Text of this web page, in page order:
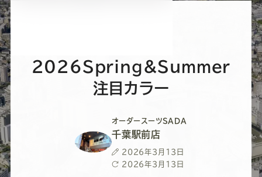
ス
ダ
ー
ス
ダ
ー
ス
ダ
ー
ス
2026Spring&Summer
注目カラー
オーダースーツSADA
千葉駅前店
投
稿
2026年3月13日
最
2026年3月13日